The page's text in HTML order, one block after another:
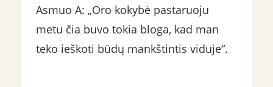
Asmuo A: „Oro kokybė pastaruoju
metu čia buvo tokia bloga, kad man
teko ieškoti būdų mankštintis viduje“.